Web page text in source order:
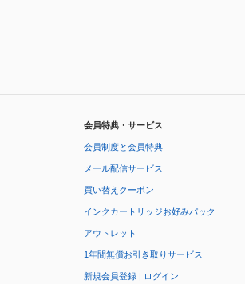
会員特典・サービス
会員制度と会員特典
メール配信サービス
買い替えクーポン
インクカートリッジお好みパック
アウトレット
1年間無償お引き取りサービス
新規会員登録 | ログイン